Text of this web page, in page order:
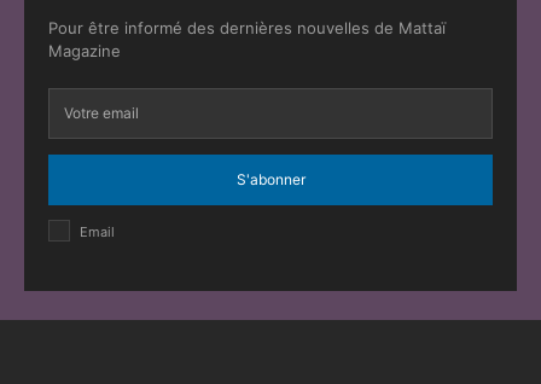
Pour être informé des dernières nouvelles de Mattaï
Magazine
S'abonner
Email